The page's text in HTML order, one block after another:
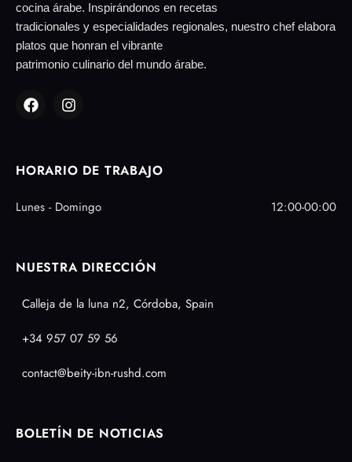
cocina árabe. Inspirándonos en recetas
tradicionales y especialidades regionales, nuestro chef elabora
platos que honran el vibrante
patrimonio culinario del mundo árabe.
HORARIO DE TRABAJO
Lunes - Domingo 12:00-00:00
NUESTRA DIRECCIÓN
Calleja de la luna n2, Córdoba, Spain
+34 957 07 59 56
contact@beity-ibn-rushd.com
BOLETÍN DE NOTICIAS